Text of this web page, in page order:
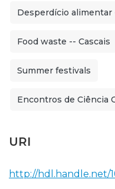
Desperdício alimentar
Food waste -- Cascais
Summer festivals
Encontros de Ciência
URI
http://hdl.handle.net/